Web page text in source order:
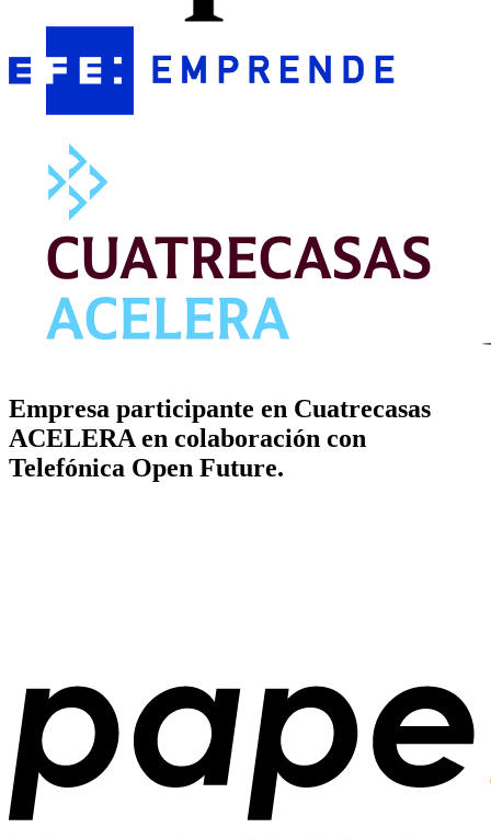
Empresa participante en Cuatrecasas
ACELERA en colaboración con
Telefónica Open Future.